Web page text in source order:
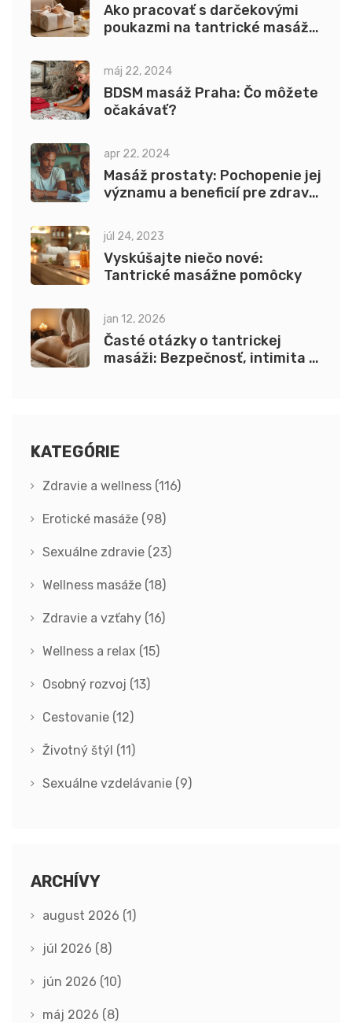
Ako pracovať s darčekovými
poukazmi na tantrické masáže
sprievodca
máj 22, 2024
BDSM masáž Praha: Čo môžete
očakávať?
apr 22, 2024
Masáž prostaty: Pochopenie jej
významu a beneficií pre zdravie
júl 24, 2023
Vyskúšajte niečo nové:
Tantrické masážne pomôcky
jan 12, 2026
Časté otázky o tantrickej
masáži: Bezpečnosť, intimita a
KATEGÓRIE
Zdravie a wellness (116)
Erotické masáže (98)
Sexuálne zdravie (23)
Wellness masáže (18)
Zdravie a vzťahy (16)
Wellness a relax (15)
Osobný rozvoj (13)
Cestovanie (12)
Životný štýl (11)
Sexuálne vzdelávanie (9)
ARCHÍVY
august 2026 (1)
júl 2026 (8)
jún 2026 (10)
máj 2026 (8)